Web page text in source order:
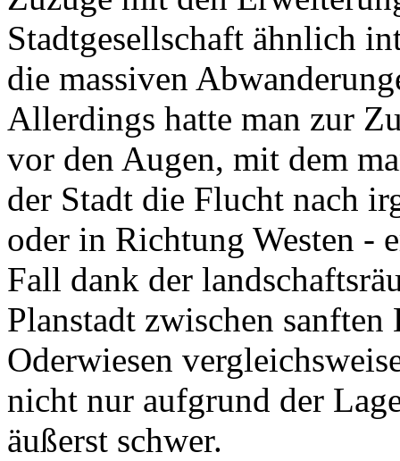
Stadtgesellschaft ähnlich
die massiven
Allerdings hatte man zur
vor den Augen, mit dem
der Stadt die Flucht nach
oder in Richtung Westen -
Fall dank der
Planstadt zwischen
Oderwiesen
nicht nur aufgrund der
äußerst schwer.